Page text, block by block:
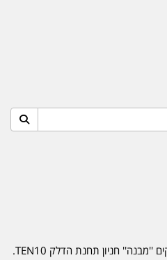
האילן 4 אור עקיבא - מתחם העסקים ''מבנה'' חניון תחנת הדלק TEN10.